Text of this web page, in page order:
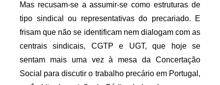
Mas recusam-se a assumir-se como estruturas de
tipo sindical ou representativas do precariado. E
frisam que não se identificam nem dialogam com as
centrais sindicais, CGTP e UGT, que hoje se
sentam mais uma vez à mesa da Concertação
Social para discutir o trabalho precário em Portugal,